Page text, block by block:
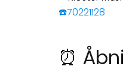
☎️70221128
⏰